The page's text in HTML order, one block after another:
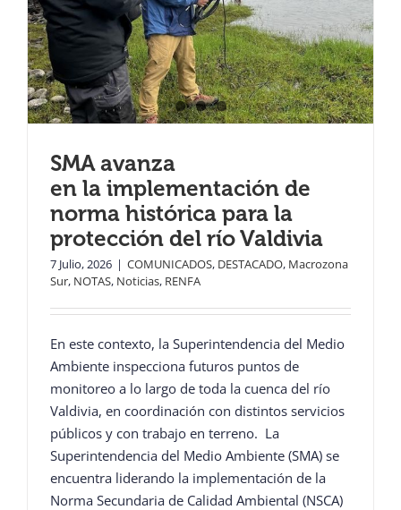
SMA avanza
en la implementación de
norma histórica para la
protección del río Valdivia
7 Julio, 2026 | COMUNICADOS, DESTACADO, Macrozona
Sur, NOTAS, Noticias, RENFA
En este contexto, la Superintendencia del Medio
Ambiente inspecciona futuros puntos de
monitoreo a lo largo de toda la cuenca del río
Valdivia, en coordinación con distintos servicios
públicos y con trabajo en terreno. La
Superintendencia del Medio Ambiente (SMA) se
encuentra liderando la implementación de la
Norma Secundaria de Calidad Ambiental (NSCA)